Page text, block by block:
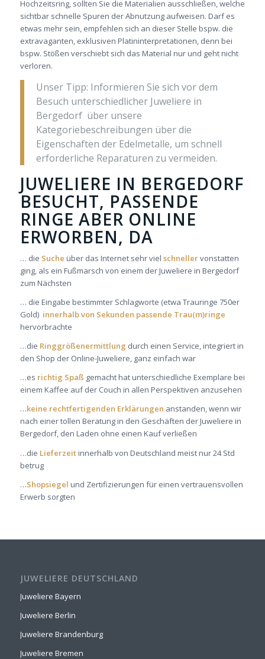
Hochzeitsring, sollten Sie die Materialien ausschließen, welche
sichtbar schnelle Spuren der Abnutzung aufweisen. Darf es
etwas mehr sein, empfehlen sich an dieser Stelle bspw. die
extravaganten, exklusiven Platininterpretationen, denn bei
bspw. Stößen verschiebt sich das Material nur und geht nicht
verloren.
Unser Tipp: Informieren Sie sich vor dem
Besuch unterschiedlicher Juweliere in
Bergedorf über unsere
Kategoriebeschreibungen über die
Eigenschaften der Edelmetalle, um schnell
erforderliche Reparaturen zu vermeiden.
JUWELIERE IN BERGEDORF
BESUCHT, PASSENDE
RINGE ABER ONLINE
ERWORBEN, DA
… die Suche über das Internet sehr viel schnellervonstatten
ging, als ein Fußmarsch von einem der Juweliere in Bergedorf
zum Nächsten
… die Eingabe bestimmter Schlagworte (etwa Trauringe 750er
Gold) innerhalb von Sekunden passende Trau(m)ringe
hervorbrachte
…die Ringgrößenermittlung durch einen Service, integriert in
den Shop der Online-Juweliere, ganz einfach war
…es richtig Spaß gemacht hat unterschiedliche Exemplare bei
einem Kaffee auf der Couch in allen Perspektiven anzusehen
…keine rechtfertigenden Erklärungen anstanden, wenn wir
nach einer tollen Beratung in den Geschäften der Juweliere in
Bergedorf, den Laden ohne einen Kauf verließen
…die Lieferzeitinnerhalb von Deutschland meist nur 24 Std
betrug
…Shopsiegel und Zertifizierungen für einen vertrauensvollen
Erwerb sorgten
JUWELIERE DEUTSCHLAND
Juweliere Bayern
Juweliere Berlin
Juweliere Brandenburg
Juweliere Bremen